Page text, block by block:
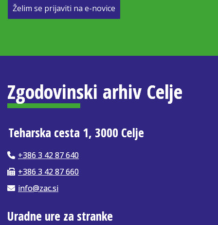
Želim se prijaviti na e-novice
Zgodovinski arhiv Celje
Teharska cesta 1, 3000 Celje
+386 3 42 87 640
+386 3 42 87 660
info@zac.si
Uradne ure za stranke